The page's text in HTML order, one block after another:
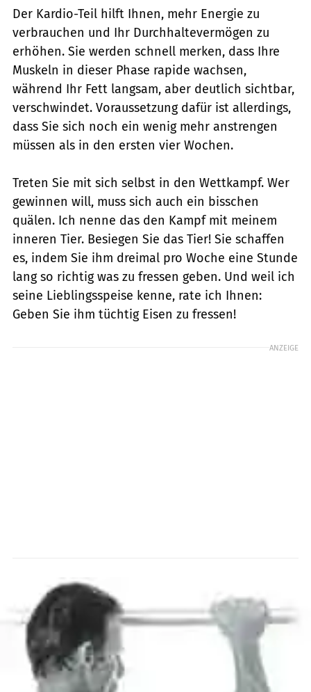
Der Kardio-Teil hilft Ihnen, mehr Energie zu
verbrauchen und Ihr Durchhaltevermögen zu
erhöhen. Sie werden schnell merken, dass Ihre
Muskeln in dieser Phase rapide wachsen,
während Ihr Fett langsam, aber deutlich sichtbar,
verschwindet. Voraussetzung dafür ist allerdings,
dass Sie sich noch ein wenig mehr anstrengen
müssen als in den ersten vier Wochen.
Treten Sie mit sich selbst in den Wettkampf. Wer
gewinnen will, muss sich auch ein bisschen
quälen. Ich nenne das den Kampf mit meinem
inneren Tier. Besiegen Sie das Tier! Sie schaffen
es, indem Sie ihm dreimal pro Woche eine Stunde
lang so richtig was zu fressen geben. Und weil ich
seine Lieblingsspeise kenne, rate ich Ihnen:
Geben Sie ihm tüchtig Eisen zu fressen!
ANZEIGE